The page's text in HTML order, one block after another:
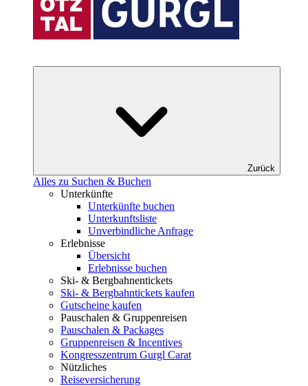
Zurück
Alles zu Suchen & Buchen
Unterkünfte
Unterkünfte buchen
Unterkunftsliste
Unverbindliche Anfrage
Erlebnisse
Übersicht
Erlebnisse buchen
Ski- & Bergbahnentickets
Ski- & Bergbahntickets kaufen
Gutscheine kaufen
Pauschalen & Gruppenreisen
Pauschalen & Packages
Gruppenreisen & Incentives
Kongresszentrum Gurgl Carat
Nützliches
Reiseversicherung